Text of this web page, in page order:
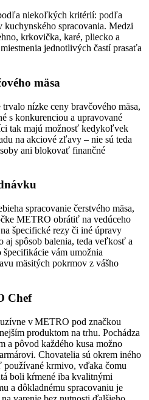
niekoľkých kritérií: podľa
kuchynského spracovania. Medzi
krkovička, karé, pliecko a
jednotlivých častí prasaťa
mäsa
nízke ceny bravčového mäsa,
s konkurenciou a upravované
tak majú možnosť kedykoľvek
na akciové zľavy – nie sú teda
ani blokovať finančné
spracovanie čerstvého mäsa,
METRO obrátiť na vedúceho
špecifické rezy či iné úpravy
aj spôsob balenia, teda veľkosť a
vám umožnia
mäsitých pokrmov z vášho
Chef
v METRO pod značkou
produktom na trhu. Pochádza
a pôvod každého kusa možno
Chovatelia sú okrem iného
krmivo, vďaka čomu
boli kŕmené iba kvalitnými
a dôkladnému spracovaniu je